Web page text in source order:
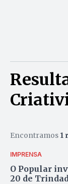
Encontramos 1
IMPRENSA
O Popular
20 de